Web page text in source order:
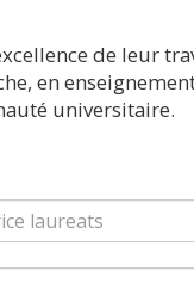
de leur
en
universitaire.